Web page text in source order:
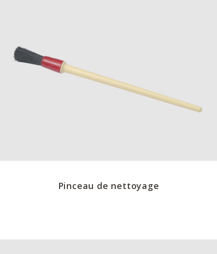
Pinceau de nettoyage